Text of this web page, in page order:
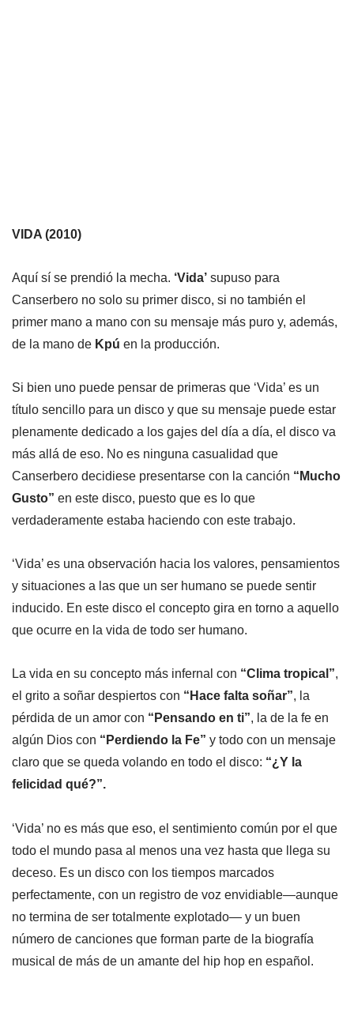
VIDA (2010)
Aquí sí se prendió la mecha. ‘Vida’ supuso para
Canserbero no solo su primer disco, si no también el
primer mano a mano con su mensaje más puro y, además,
de la mano de Kpú en la producción.
Si bien uno puede pensar de primeras que ‘Vida’ es un
título sencillo para un disco y que su mensaje puede estar
plenamente dedicado a los gajes del día a día, el disco va
más allá de eso. No es ninguna casualidad que
Canserbero decidiese presentarse con la canción “Mucho
Gusto” en este disco, puesto que es lo que
verdaderamente estaba haciendo con este trabajo.
‘Vida’ es una observación hacia los valores, pensamientos
y situaciones a las que un ser humano se puede sentir
inducido. En este disco el concepto gira en torno a aquello
que ocurre en la vida de todo ser humano.
La vida en su concepto más infernal con “Clima tropical”,
el grito a soñar despiertos con “Hace falta soñar”, la
pérdida de un amor con “Pensando en ti”, la de la fe en
algún Dios con “Perdiendo la Fe” y todo con un mensaje
claro que se queda volando en todo el disco: “¿Y la
felicidad qué?”.
‘Vida’ no es más que eso, el sentimiento común por el que
todo el mundo pasa al menos una vez hasta que llega su
deceso. Es un disco con los tiempos marcados
perfectamente, con un registro de voz envidiable—aunque
no termina de ser totalmente explotado— y un buen
número de canciones que forman parte de la biografía
musical de más de un amante del hip hop en español.